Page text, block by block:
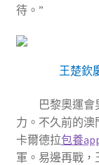
待。”
王楚欽
巴黎奧運
力。不久前的澳
卡爾德拉包養
軍。易邊再戰，